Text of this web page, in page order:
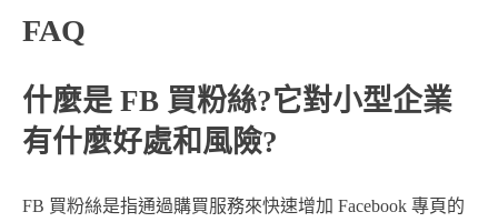
FAQ
什麼是 FB 買粉絲?它對小型企業
有什麼好處和風險?
FB 買粉絲是指通過購買服務來快速增加 Facebook 專頁的